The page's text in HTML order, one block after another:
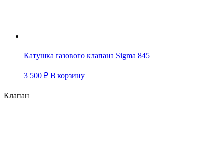
Катушка газового клапана Sigma 845
3 500 ₽ В корзину
Клапан
–